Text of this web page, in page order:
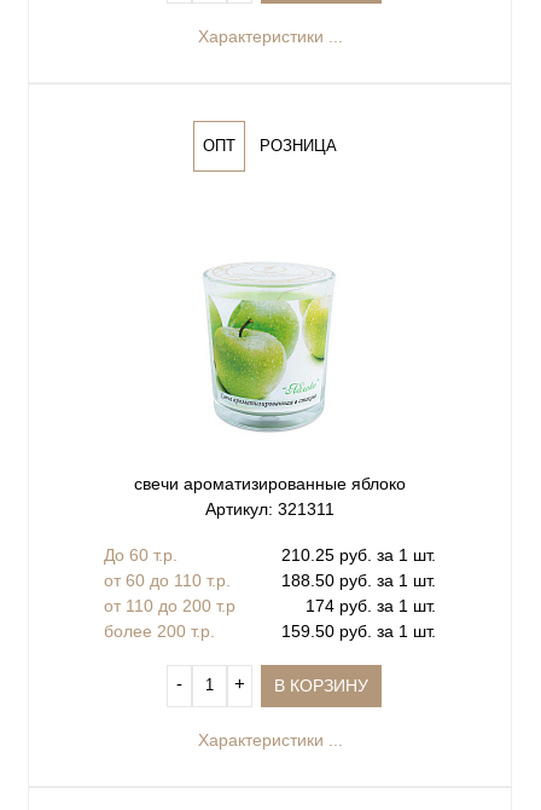
Характеристики ...
ОПТ РОЗНИЦА
свечи ароматизированные яблоко
Артикул: 321311
До 60 т.р.
210.25 руб. за 1 шт.
от 60 до 110 т.р.
188.50 руб. за 1 шт.
от 110 до 200 т.р
174 руб. за 1 шт.
более 200 т.р.
159.50 руб. за 1 шт.
‐ + В КОРЗИНУ
Характеристики ...